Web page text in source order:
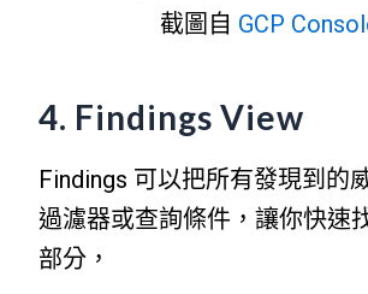
截圖自 GCP
4. Findings View
Findings 可以把所有發現到的
過濾器或查詢條件，讓你快速
部分，